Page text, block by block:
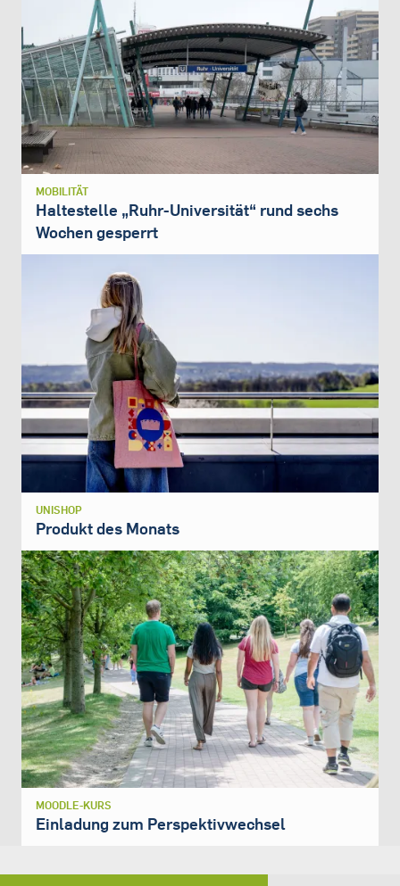
MOBILITÄT
Haltestelle „Ruhr-Universität“ rund sechs
Wochen gesperrt
UNISHOP
Produkt des Monats
MOODLE-KURS
Einladung zum Perspektivwechsel